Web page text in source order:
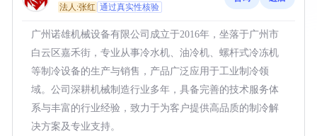
法人:张红 通过真实性核验
广州诺雄机械设备有限公司成立于2016年，坐落于广州市
白云区嘉禾街，专业从事冷水机、油冷机、螺杆式冷冻机
等制冷设备的生产与销售，产品广泛应用于工业制冷领
域。公司深耕机械制造行业多年，具备完善的技术服务体
系与丰富的行业经验，致力于为客户提供高品质的制冷解
决方案及专业支持。